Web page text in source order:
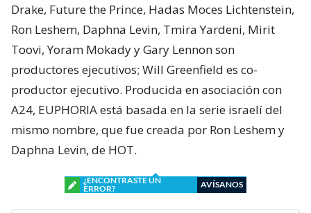
Drake, Future the Prince, Hadas Moces Lichtenstein,
Ron Leshem, Daphna Levin, Tmira Yardeni, Mirit
Toovi, Yoram Mokady y Gary Lennon son
productores ejecutivos; Will Greenfield es co-
productor ejecutivo. Producida en asociación con
A24, EUPHORIA está basada en la serie israelí del
mismo nombre, que fue creada por Ron Leshem y
Daphna Levin, de HOT.
¿ENCONTRASTE UN
ERROR?
AVÍSANOS